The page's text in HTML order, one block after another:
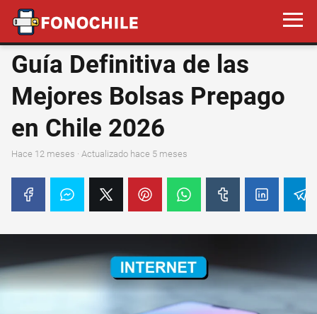
Guía Definitiva de las
Mejores Bolsas Prepago
en Chile 2026
hace 12 meses · Actualizado hace 5 meses